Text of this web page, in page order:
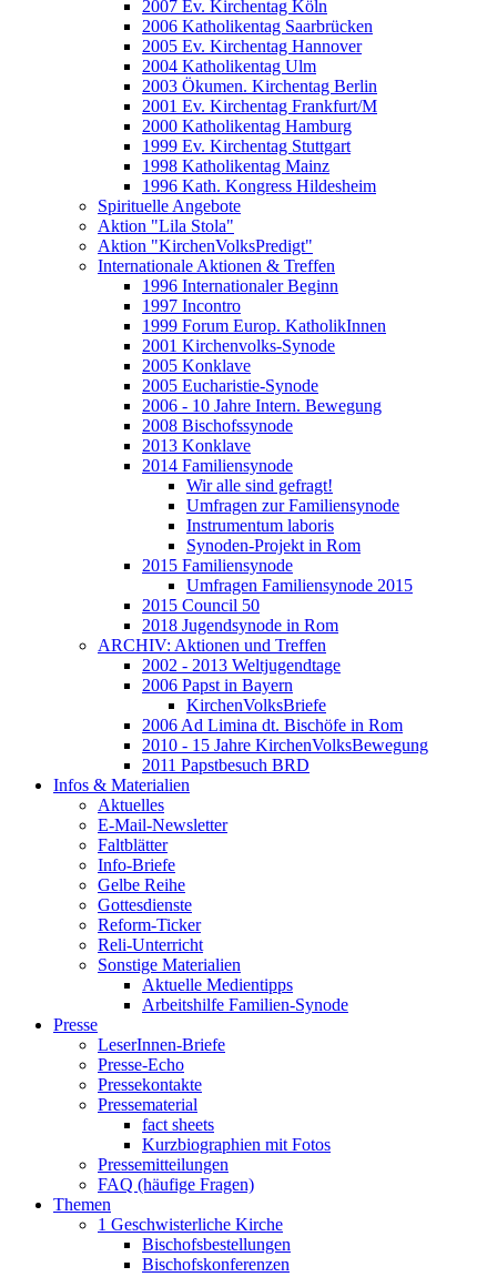
2007 Ev. Kirchentag Köln
2006 Katholikentag Saarbrücken
2005 Ev. Kirchentag Hannover
2004 Katholikentag Ulm
2003 Ökumen. Kirchentag Berlin
2001 Ev. Kirchentag Frankfurt/M
2000 Katholikentag Hamburg
1999 Ev. Kirchentag Stuttgart
1998 Katholikentag Mainz
1996 Kath. Kongress Hildesheim
Spirituelle Angebote
Aktion "Lila Stola"
Aktion "KirchenVolksPredigt"
Internationale Aktionen & Treffen
1996 Internationaler Beginn
1997 Incontro
1999 Forum Europ. KatholikInnen
2001 Kirchenvolks-Synode
2005 Konklave
2005 Eucharistie-Synode
2006 - 10 Jahre Intern. Bewegung
2008 Bischofssynode
2013 Konklave
2014 Familiensynode
Wir alle sind gefragt!
Umfragen zur Familiensynode
Instrumentum laboris
Synoden-Projekt in Rom
2015 Familiensynode
Umfragen Familiensynode 2015
2015 Council 50
2018 Jugendsynode in Rom
ARCHIV: Aktionen und Treffen
2002 - 2013 Weltjugendtage
2006 Papst in Bayern
KirchenVolksBriefe
2006 Ad Limina dt. Bischöfe in Rom
2010 - 15 Jahre KirchenVolksBewegung
2011 Papstbesuch BRD
Infos & Materialien
Aktuelles
E-Mail-Newsletter
Faltblätter
Info-Briefe
Gelbe Reihe
Gottesdienste
Reform-Ticker
Reli-Unterricht
Sonstige Materialien
Aktuelle Medientipps
Arbeitshilfe Familien-Synode
Presse
LeserInnen-Briefe
Presse-Echo
Pressekontakte
Pressematerial
fact sheets
Kurzbiographien mit Fotos
Pressemitteilungen
FAQ (häufige Fragen)
Themen
1 Geschwisterliche Kirche
Bischofsbestellungen
Bischofskonferenzen